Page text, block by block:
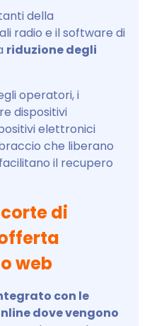
della
radio e il software di
riduzione degli
operatori, i
dispositivi
elettronici
che liberano
il recupero
di
web
con le
dove vengono